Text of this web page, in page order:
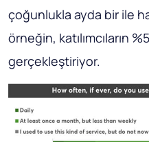
çoğunlukla ayda bir ile
örneğin, katılımcıların
gerçekleştiriyor.